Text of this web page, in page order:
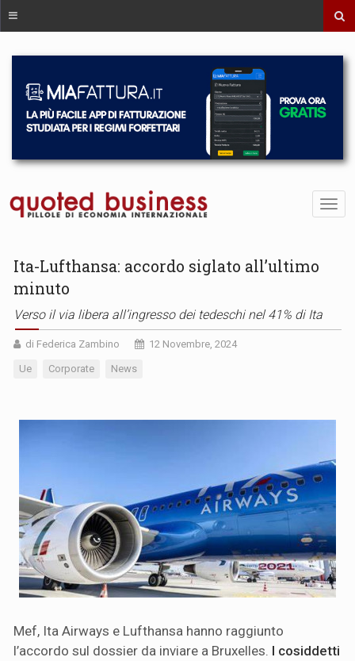
Ita-Lufthansa: accordo siglato all’ultimo
minuto
Verso il via libera all’ingresso dei tedeschi nel 41% di Ita
di Federica Zambino 12 Novembre, 2024
Ue Corporate News
Mef, Ita Airways e Lufthansa hanno raggiunto
l’accordo sul dossier da inviare a Bruxelles. I cosiddetti